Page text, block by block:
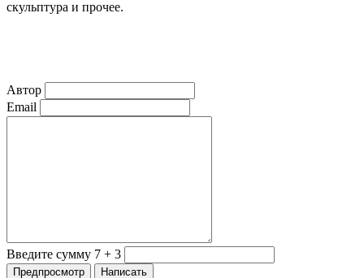
скульптура и прочее.
Автор
Email
Введите сумму 7 + 3